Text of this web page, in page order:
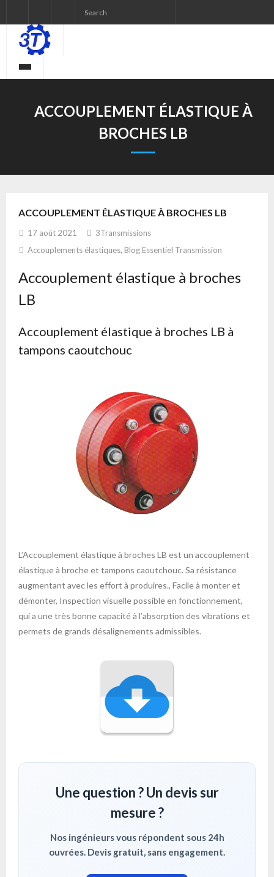
ACCOUPLEMENT ÉLASTIQUE À
BROCHES LB
ACCOUPLEMENT ÉLASTIQUE À BROCHES LB
17 août 2021
3Transmissions
Accouplements élastiques, Blog Essentiel Transmission
Accouplement élastique à broches
LB
Accouplement élastique à broches LB à
tampons caoutchouc
L’Accouplement élastique à broches LB est un accouplement
élastique à broche et tampons caoutchouc. Sa résistance
augmentant avec les effort à produires., Facile à monter et
démonter, Inspection visuelle possible en fonctionnement,
qui a une très bonne capacité à l’absorption des vibrations et
permets de grands désalignements admissibles.
Une question ? Un devis sur
mesure ?
Nos ingénieurs vous répondent sous 24h
ouvrées. Devis gratuit, sans engagement.